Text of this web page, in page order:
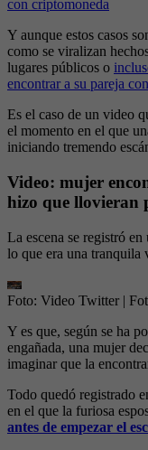
con criptomoneda
Y aunque estos casos
como se viralizan
lugares públicos o
encontrar a su pareja
Es el caso de un video
el momento en el que
iniciando tremendo
Video: mujer
hizo que llovieran
La escena se registró
lo que era una tranquila
Foto: Video Twitter |
Y es que, según se ha
engañada, una mujer
imaginar que la
Todo quedó registrado
en el que la furiosa
antes de empezar el